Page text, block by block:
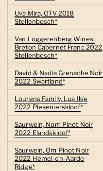
Uva Mira, OTV 2018
Stellenbosch*
Van Loggerenberg Wines,
Breton Cabernet Franc 2022
Stellenbosch*
David & Nadia Grenache Noir
2022 Swartland*
Lourens Family, Lua Ilse
2022 Piekenierskloof*
Saurwein, Nom Pinot Noir
2022 Elandskloof*
Saurwein, Om Pinot Noir
2022 Hemel-en-Aarde
Ridge*